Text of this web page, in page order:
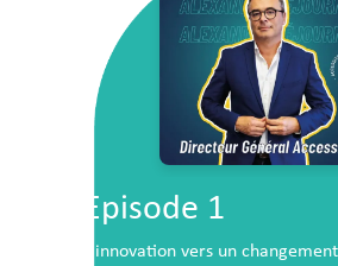
Episode 1
L’innovation vers un